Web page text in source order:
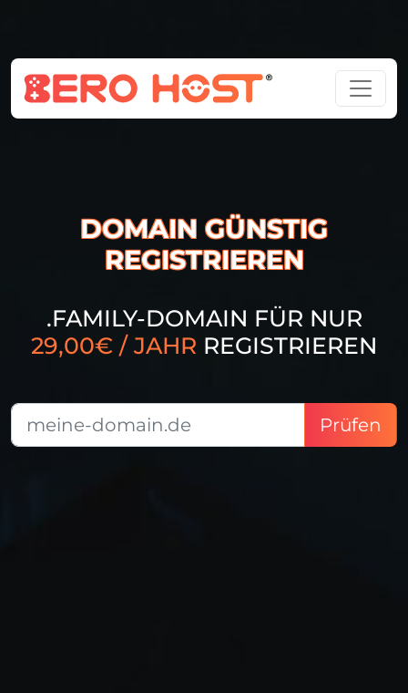
DOMAIN GÜNSTIG
REGISTRIEREN
.FAMILY-DOMAIN FÜR NUR
29,00€ / JAHR REGISTRIEREN
Prüfen